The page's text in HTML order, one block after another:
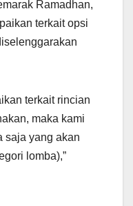
Ramadhan,
terkait opsi
terkait rincian
maka kami
saja yang akan
lomba),”